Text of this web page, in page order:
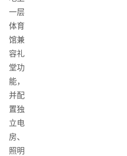
一层
体育
馆兼
容礼
堂功
能，
并配
置独
立电
房、
照明